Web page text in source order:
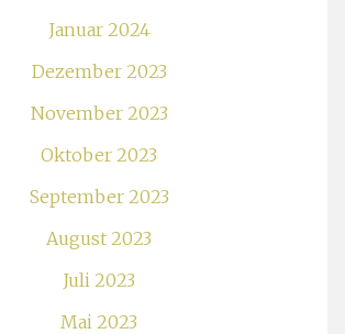
Januar 2024
Dezember 2023
November 2023
Oktober 2023
September 2023
August 2023
Juli 2023
Mai 2023